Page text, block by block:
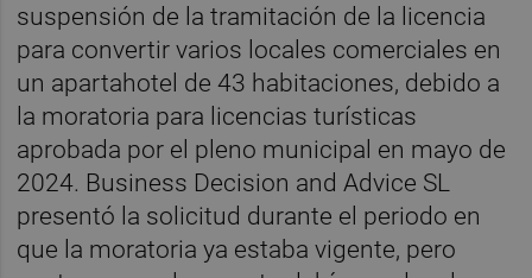
suspensión de la tramitación de la licencia
para convertir varios locales comerciales en
un apartahotel de 43 habitaciones, debido a
la moratoria para licencias turísticas
aprobada por el pleno municipal en mayo de
2024. Business Decision and Advice SL
presentó la solicitud durante el periodo en
que la moratoria ya estaba vigente, pero